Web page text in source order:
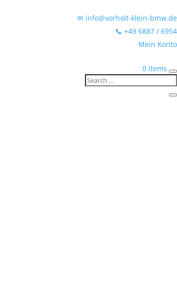
✉ info@vorholt-klein-bmw.de
📞 +49 6887 / 6954
Mein Konto
0 Items